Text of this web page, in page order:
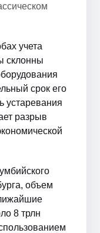
учета
склонны
срок его
устаревания
разрыв
объем
8 трлн